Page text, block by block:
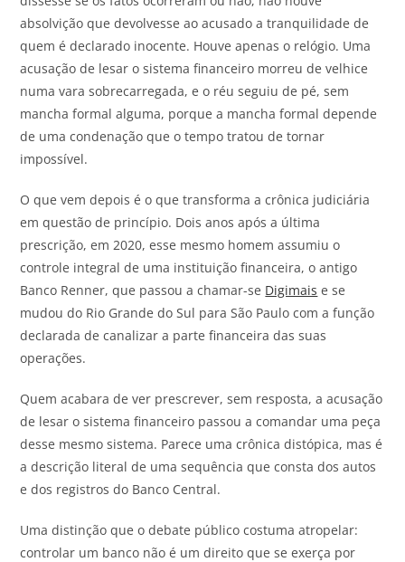
absolvição que devolvesse ao acusado a tranquilidade de
quem é declarado inocente. Houve apenas o relógio. Uma
acusação de lesar o sistema financeiro morreu de velhice
numa vara sobrecarregada, e o réu seguiu de pé, sem
mancha formal alguma, porque a mancha formal depende
de uma condenação que o tempo tratou de tornar
impossível.
O que vem depois é o que transforma a crônica judiciária
em questão de princípio. Dois anos após a última
prescrição, em 2020, esse mesmo homem assumiu o
controle integral de uma instituição financeira, o antigo
Banco Renner, que passou a chamar-se Digimais e se
mudou do Rio Grande do Sul para São Paulo com a função
declarada de canalizar a parte financeira das suas
operações.
Quem acabara de ver prescrever, sem resposta, a acusação
de lesar o sistema financeiro passou a comandar uma peça
desse mesmo sistema. Parece uma crônica distópica, mas é
a descrição literal de uma sequência que consta dos autos
e dos registros do Banco Central.
Uma distinção que o debate público costuma atropelar:
controlar um banco não é um direito que se exerça por